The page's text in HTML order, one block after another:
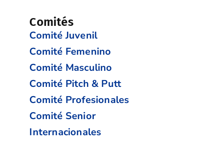
Comités
Comité Juvenil
Comité Femenino
Comité Masculino
Comité Pitch & Putt
Comité Profesionales
Comité Senior
Internacionales